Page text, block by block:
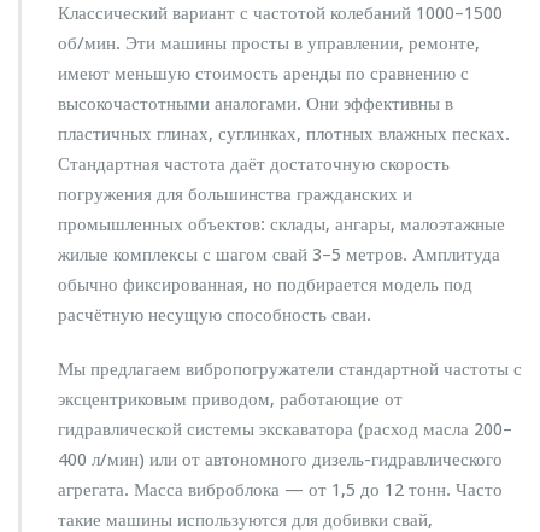
Классический вариант с частотой колебаний 1000–1500
об/мин. Эти машины просты в управлении, ремонте,
имеют меньшую стоимость аренды по сравнению с
высокочастотными аналогами. Они эффективны в
пластичных глинах, суглинках, плотных влажных песках.
Стандартная частота даёт достаточную скорость
погружения для большинства гражданских и
промышленных объектов: склады, ангары, малоэтажные
жилые комплексы с шагом свай 3–5 метров. Амплитуда
обычно фиксированная, но подбирается модель под
расчётную несущую способность сваи.
Мы предлагаем вибропогружатели стандартной частоты с
эксцентриковым приводом, работающие от
гидравлической системы экскаватора (расход масла 200–
400 л/мин) или от автономного дизель-гидравлического
агрегата. Масса виброблока — от 1,5 до 12 тонн. Часто
такие машины используются для добивки свай,